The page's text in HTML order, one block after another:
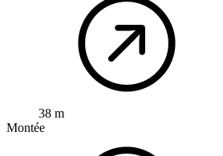
38 m
Montée